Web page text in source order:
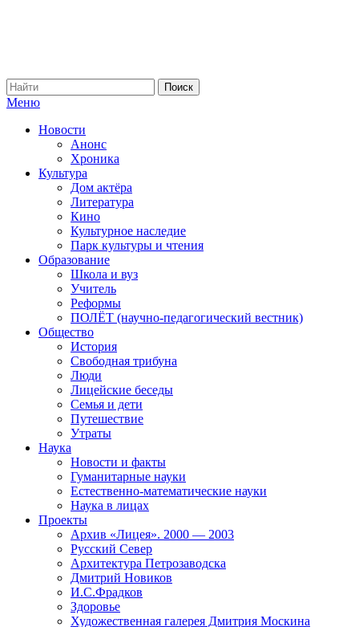
Меню
Новости
Анонс
Хроника
Культура
Дом актёра
Литература
Кино
Культурное наследие
Парк культуры и чтения
Образование
Школа и вуз
Учитель
Реформы
ПОЛЁТ (научно-педагогический вестник)
Общество
История
Свободная трибуна
Люди
Лицейские беседы
Семья и дети
Путешествие
Утраты
Наука
Новости и факты
Гуманитарные науки
Естественно-математические науки
Наука в лицах
Проекты
Архив «Лицея». 2000 — 2003
Русский Север
Архитектура Петрозаводска
Дмитрий Новиков
И.С.Фрадков
Здоровье
Художественная галерея Дмитрия Москина